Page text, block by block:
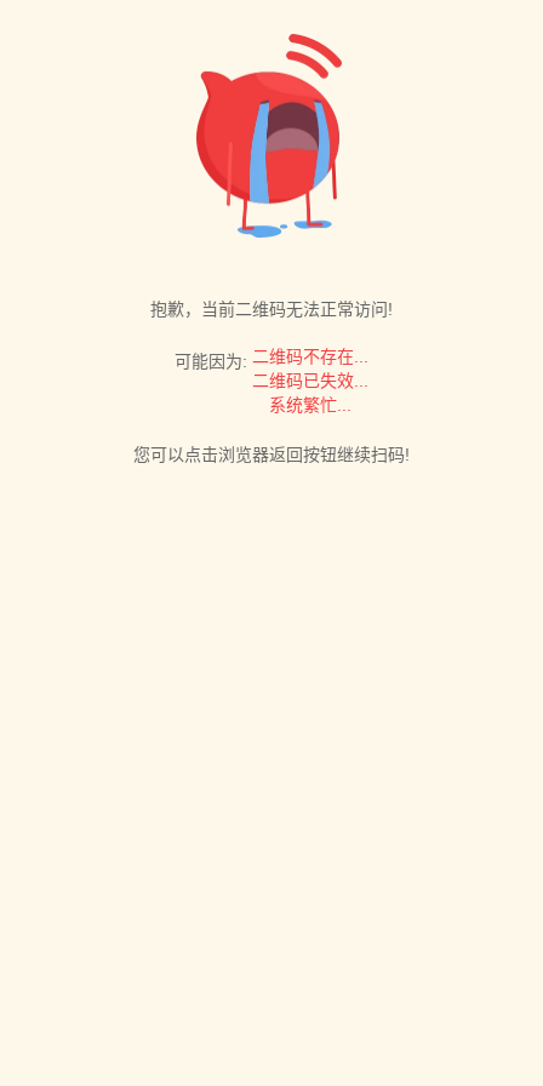
抱歉，当前二维码无法正常访问!
可能因为: 二维码不存在...
二维码已失效...
系统繁忙...
您可以点击浏览器返回按钮继续扫码!